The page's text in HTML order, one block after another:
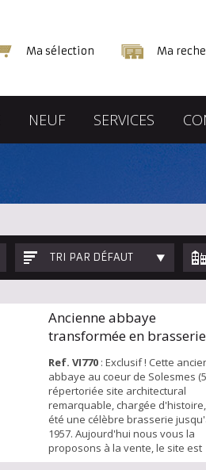
Ma
Ma sélection
NEUF SERVICES
TRI PAR DÉFAUT
Ancienne abbaye
transformée en brasserie
plus de 3000 m...
Ref. VI770 : Exclusif ! Cette
abbaye au coeur de Solesmes
répertoriée site architectural
remarquable, chargée
été une célèbre brasserie
1957. Aujourd'hui nous vous la
proposons à la vente, le site est
cadastré sur une parcelle de